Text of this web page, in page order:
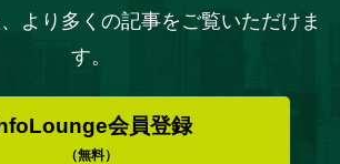
より多くの記事をご覧いただけま
す。
会員登録
（無料）